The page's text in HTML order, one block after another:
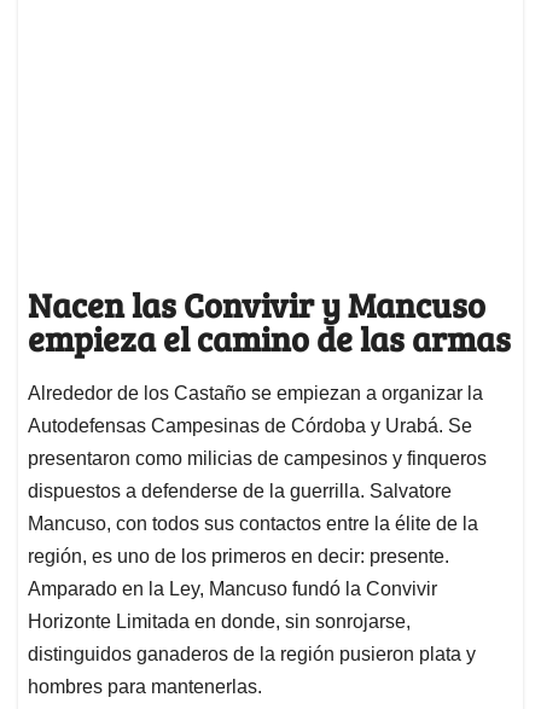
Nacen las Convivir y Mancuso
empieza el camino de las armas
Alrededor de los Castaño se empiezan a organizar la
Autodefensas Campesinas de Córdoba y Urabá. Se
presentaron como milicias de campesinos y finqueros
dispuestos a defenderse de la guerrilla. Salvatore
Mancuso, con todos sus contactos entre la élite de la
región, es uno de los primeros en decir: presente.
Amparado en la Ley, Mancuso fundó la Convivir
Horizonte Limitada en donde, sin sonrojarse,
distinguidos ganaderos de la región pusieron plata y
hombres para mantenerlas.